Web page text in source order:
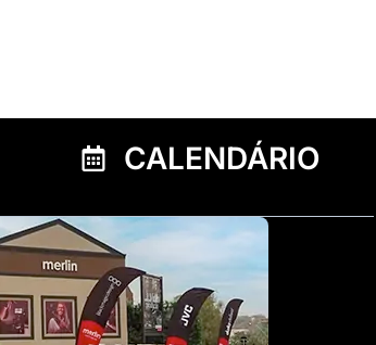
CALENDÁRIO